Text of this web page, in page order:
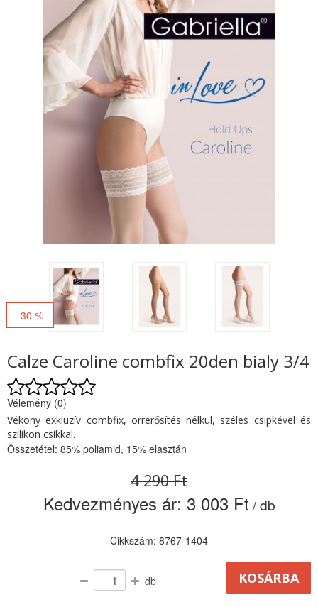
-30 %
Calze Caroline combfix 20den bialy 3/4
Vélemény (0)
Vékony exkluzív combfix, orrerősítés nélkül, széles csipkével és
szilikon csíkkal.
Összetétel: 85% poliamid, 15% elasztán
4 290 Ft
Kedvezményes ár: 3 003 Ft / db
Cikkszám: 8767-1404
db